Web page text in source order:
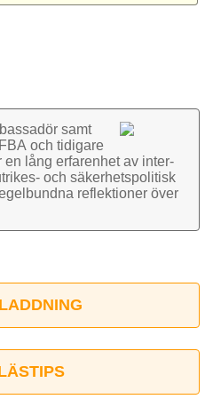
samt
och tidigare
en lång erfarenhet av inter­
och säkerhets­politisk
reflek­tioner över